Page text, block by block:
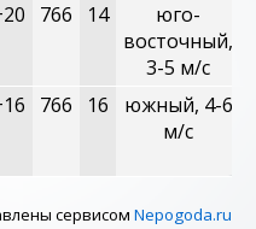
766 14
юго-
восточный,
3-5 м/с
766 16
южный, 4-6
м/с
сервисом Nepogoda.ru